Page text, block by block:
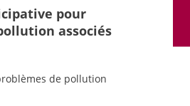
pour
associés
de pollution